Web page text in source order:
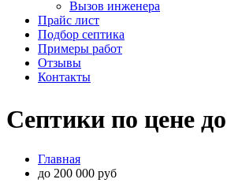
Вызов инженера
Прайс лист
Подбор септика
Примеры работ
Отзывы
Контакты
Септики по цене
Главная
до 200 000 руб